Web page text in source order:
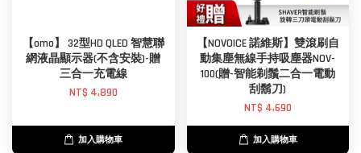
【omo】 32型HD QLED 智慧聯
網液晶顯示器(不含安裝)-贈
三合一充電線
NT$ 4,890
加入購物車
【NOVOICE 諾維斯】雙滾刷自
動集塵無線手持吸塵器NOV-
100(贈-智能剃鬚二合一電動
刮鬍刀)
NT$ 4,690
加入購物車